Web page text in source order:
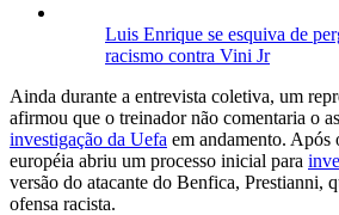
Luis Enrique se esquiva de
racismo contra Vini Jr
Ainda durante a entrevista coletiva, um
afirmou que o treinador não comentaria o
investigação da Uefa em andamento. Após
européia abriu um processo inicial para
versão do atacante do Benfica, Prestianni,
ofensa racista.